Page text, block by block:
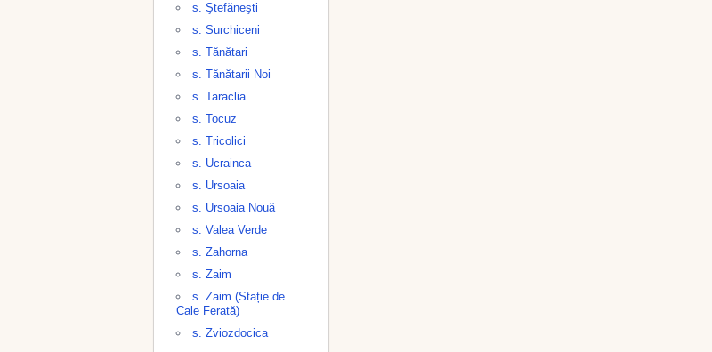
s. Ştefăneşti
s. Surchiceni
s. Tănătari
s. Tănătarii Noi
s. Taraclia
s. Tocuz
s. Tricolici
s. Ucrainca
s. Ursoaia
s. Ursoaia Nouă
s. Valea Verde
s. Zahorna
s. Zaim
s. Zaim (Stație de
Cale Ferată)
s. Zviozdocica